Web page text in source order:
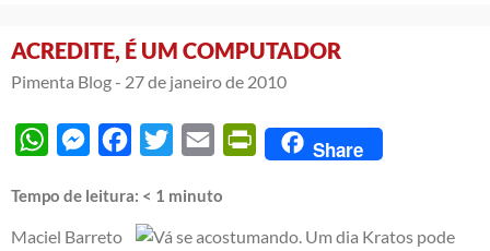
ACREDITE, É UM COMPUTADOR
Pimenta Blog - 27 de janeiro de 2010
WhatsAppMessengerFacebook
Twitter Email PrintFriendly
Share
Tempo de leitura: < 1 minuto
Maciel Barreto